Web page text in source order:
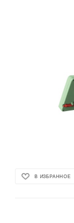
В ИЗБРАННОЕ